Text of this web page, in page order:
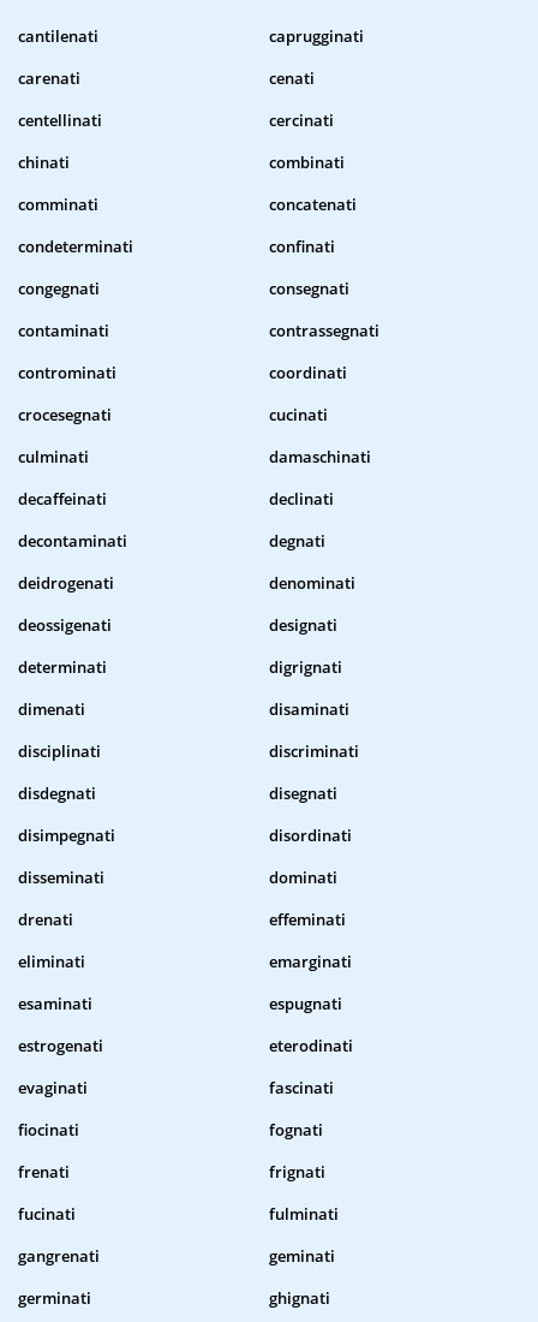
cantilenati
caprugginati
carenati
cenati
centellinati
cercinati
chinati
combinati
comminati
concatenati
condeterminati
confinati
congegnati
consegnati
contaminati
contrassegnati
controminati
coordinati
crocesegnati
cucinati
culminati
damaschinati
decaffeinati
declinati
decontaminati
degnati
deidrogenati
denominati
deossigenati
designati
determinati
digrignati
dimenati
disaminati
disciplinati
discriminati
disdegnati
disegnati
disimpegnati
disordinati
disseminati
dominati
drenati
effeminati
eliminati
emarginati
esaminati
espugnati
estrogenati
eterodinati
evaginati
fascinati
fiocinati
fognati
frenati
frignati
fucinati
fulminati
gangrenati
geminati
germinati
ghignati